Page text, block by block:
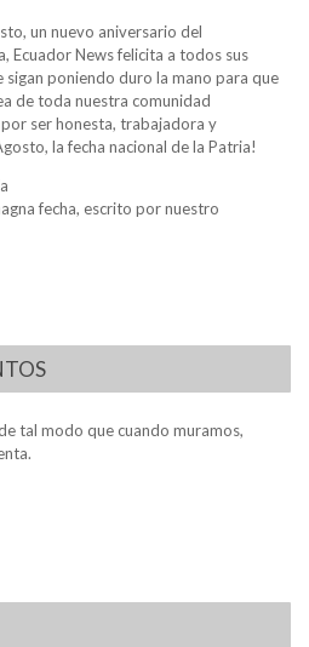
un nuevo aniversario del
Ecuador News felicita a todos sus
poniendo duro la mano para que
de toda nuestra comunidad
ser honesta, trabajadora y
la fecha nacional de la Patria!
fecha, escrito por nuestro
tal modo que cuando muramos,